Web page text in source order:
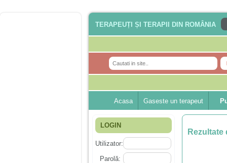
TERAPEUȚI ȘI TERAPII DIN ROMÂNIA
Acasa Gaseste un terapeut
LOGIN
Utilizator:
Parolă:
Rezultate